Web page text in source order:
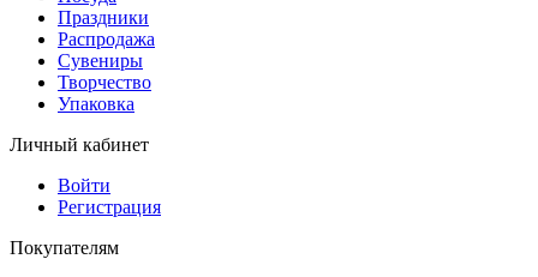
Праздники
Распродажа
Сувениры
Творчество
Упаковка
Личный кабинет
Войти
Регистрация
Покупателям